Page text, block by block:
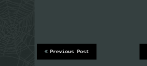
Previous Post